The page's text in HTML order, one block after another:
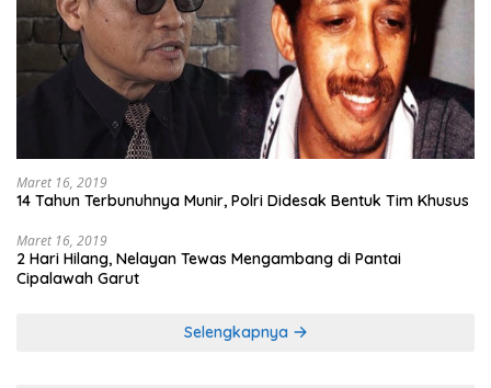
Maret 16, 2019
14 Tahun Terbunuhnya Munir, Polri Didesak Bentuk Tim Khusus
Maret 16, 2019
2 Hari Hilang, Nelayan Tewas Mengambang di Pantai
Cipalawah Garut
Selengkapnya